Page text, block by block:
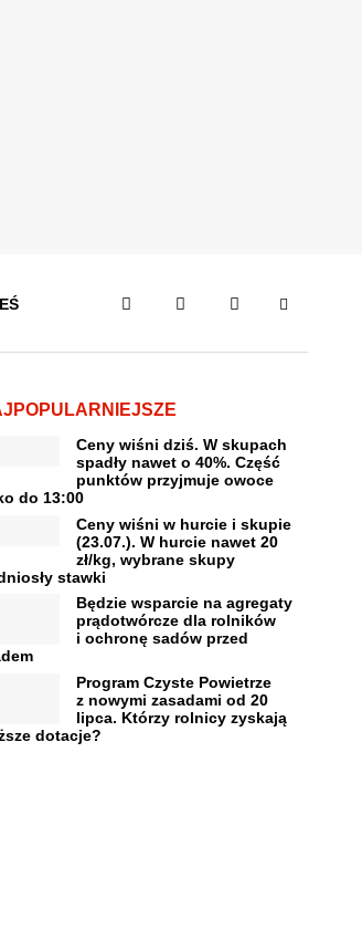
Ceny wiśni dziś. W skupach
spadły nawet o 40%. Część
punktów przyjmuje owoce
do 13:00
Ceny wiśni w hurcie i skupie
(23.07.). W hurcie nawet 20
zł/kg, wybrane skupy
stawki
Będzie wsparcie na agregaty
prądotwórcze dla rolników
i ochronę sadów przed
Program Czyste Powietrze
z nowymi zasadami od 20
lipca. Którzy rolnicy zyskają
dotacje?